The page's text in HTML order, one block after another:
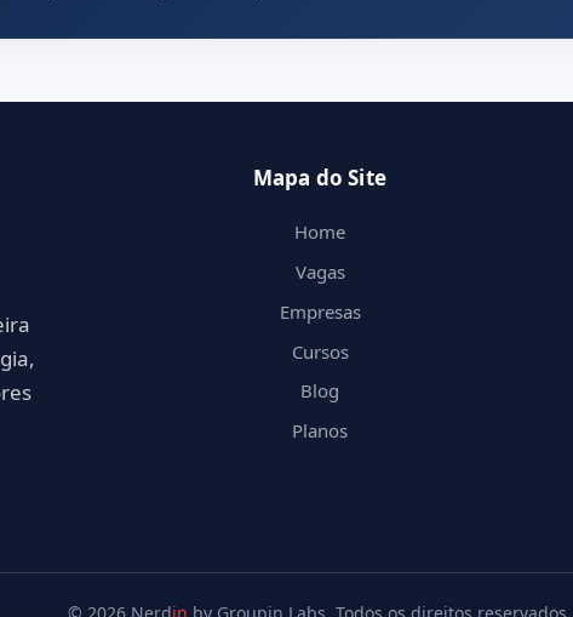
Mapa do Site
Home
Vagas
Empresas
Cursos
Blog
Planos
© 2026 Nerdin by Groupin Labs. Todos os direitos reservados.